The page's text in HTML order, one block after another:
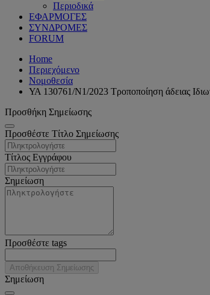
Περιοδικά
ΕΦΑΡΜΟΓΕΣ
ΣΥΝΔΡΟΜΕΣ
FORUM
Home
Περιεχόμενο
Νομοθεσία
ΥΑ 130761/N1/2023 Τροποποίηση άδειας
Προσθήκη Σημείωσης
Προσθέστε Τίτλο Σημείωσης
Τίτλος Εγγράφου
Σημείωση
Προσθέστε tags
Αποθήκευση Σημείωσης
Σημείωση